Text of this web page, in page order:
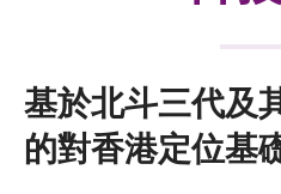
基於北斗三代及
的對香港定位基